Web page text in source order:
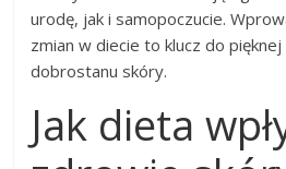
urodę, jak i samopoczucie.
zmian w diecie to klucz do
dobrostanu skóry.
Jak dieta